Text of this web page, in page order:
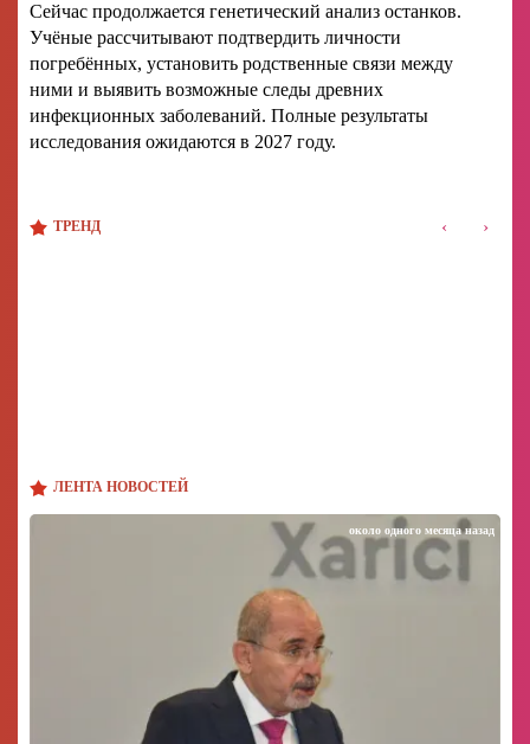
ЛЕНТА НОВОСТЕЙ
около одного месяца назад
Сейчас продолжается генетический анализ останков.
Учёные рассчитывают подтвердить личности
погребённых, установить родственные связи между
ними и выявить возможные следы древних
инфекционных заболеваний. Полные результаты
исследования ожидаются в 2027 году.
ТРЕНД ‹ ›